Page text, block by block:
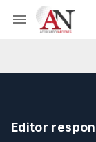
Editor